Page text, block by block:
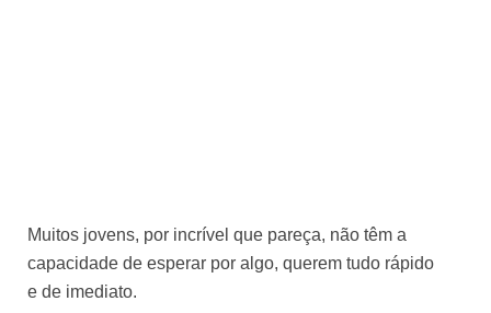
Muitos jovens, por incrível que pareça, não têm a
capacidade de esperar por algo, querem tudo rápido
e de imediato.